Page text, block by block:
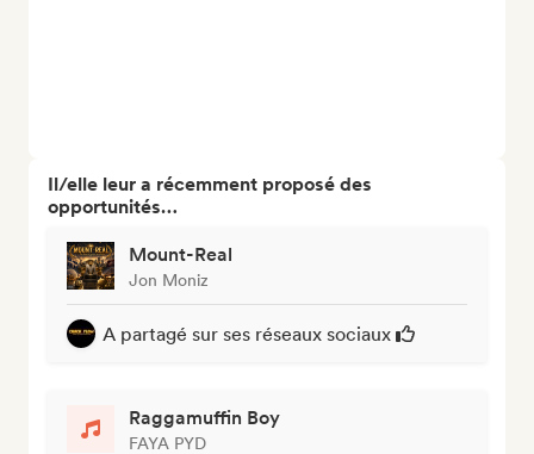
Il/elle leur a récemment proposé des
opportunités…
Mount-Real
Jon Moniz
A partagé sur ses réseaux sociaux
Raggamuffin Boy
FAYA PYD